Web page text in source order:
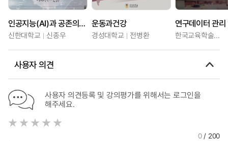
인공지능(AI)과 공존의 시대, 알아야할 키워드
신한대학교 신종우
운동과건강
경성대학교 전병환 한국교육학술정보원
사용자 의견
사용자 의견등록 및 강의평가를 위해서는 로그인을
해주세요.
0/ 200